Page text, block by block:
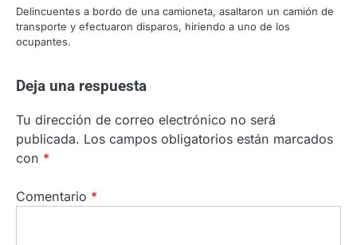
Delincuentes a bordo de una camioneta, asaltaron un camión de
transporte y efectuaron disparos, hiriendo a uno de los
ocupantes.
Deja una respuesta
Tu dirección de correo electrónico no será
publicada. Los campos obligatorios están marcados
con *
Comentario *